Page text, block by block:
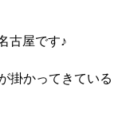
古屋です♪
掛かってきている